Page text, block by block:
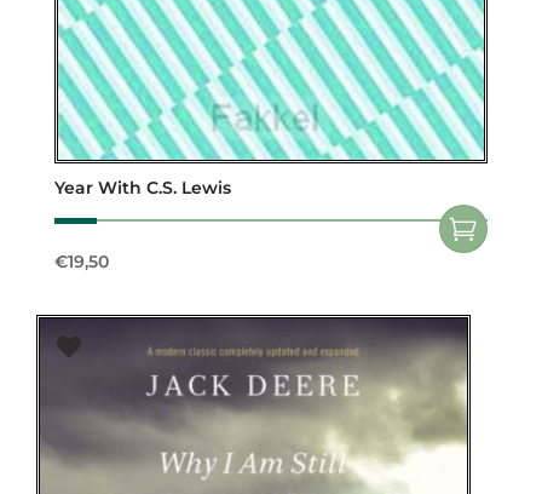
Year With C.S. Lewis
€19,50